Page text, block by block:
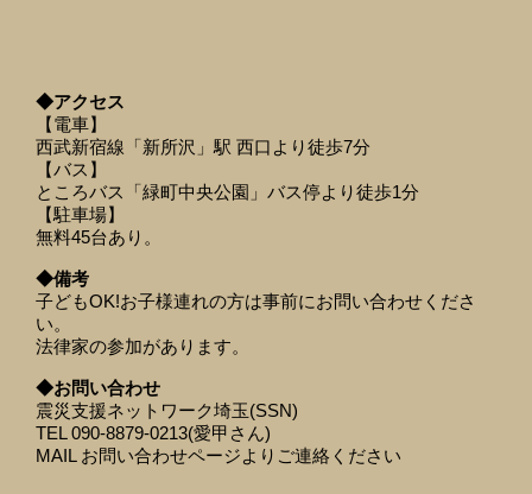
◆アクセス
【電車】
西武新宿線「新所沢」駅 西口より徒歩7分
【バス】
ところバス「緑町中央公園」バス停より徒歩1分
【駐車場】
無料45台あり。
◆備考
子どもOK!お子様連れの方は事前にお問い合わせくださ
い。
法律家の参加があります。
◆お問い合わせ
震災支援ネットワーク埼玉(SSN)
TEL 090-8879-0213(愛甲さん)
MAIL お問い合わせページよりご連絡ください